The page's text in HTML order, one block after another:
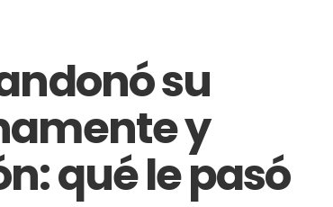
su
y
qué le pasó